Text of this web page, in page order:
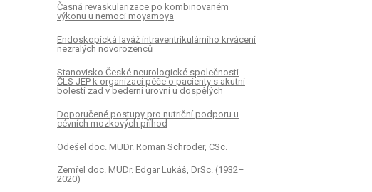
Časná revaskularizace po kombinovaném
výkonu u nemoci moyamoya
Endoskopická laváž intraventrikulárního krvácení
nezralých novorozenců
Stanovisko České neurologické společnosti
ČLS JEP k organizaci péče o pacienty s akutní
bolestí zad v bederní úrovni u dospělých
Doporučené postupy pro nutriční podporu u
cévních mozkových příhod
Odešel doc. MUDr. Roman Schröder, CSc.
Zemřel doc. MUDr. Edgar Lukáš, DrSc. (1932–
2020)